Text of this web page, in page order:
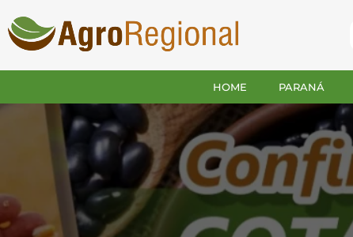
HOME PARANÁ